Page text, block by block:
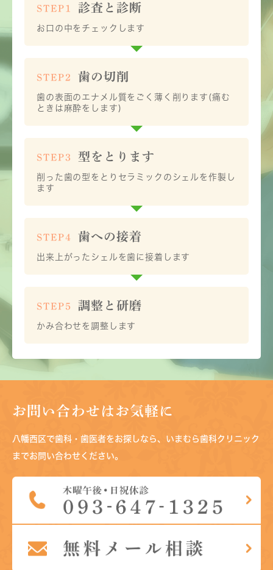
STEP1 診査と診断
お口の中をチェックします
STEP2 歯の切削
歯の表面のエナメル質をごく薄く削ります (痛む
ときは麻酔をします)
STEP3 型をとります
削った歯の型をとりセラミックのシェルを作製し
ます
STEP4 歯への接着
出来上がったシェルを歯に接着します
STEP5 調整と研磨
かみ合わせを調整します
お問い合わせはお気軽に
八幡西区で歯科・歯医者をお探しなら、 いまむら歯科クリニック
までお問い合わせ ください。